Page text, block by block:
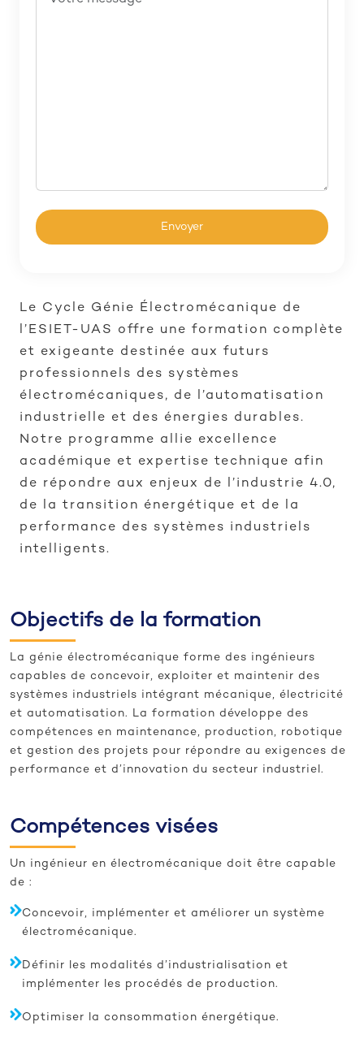
Le Cycle Génie Électromécanique de
l’ESIET-UAS offre une formation complète
et exigeante destinée aux futurs
professionnels des systèmes
électromécaniques, de l’automatisation
industrielle et des énergies durables.
Notre programme allie excellence
académique et expertise technique afin
de répondre aux enjeux de l’industrie 4.0,
de la transition énergétique et de la
performance des systèmes industriels
intelligents.
Objectifs de la formation
La génie électromécanique forme des ingénieurs
capables de concevoir, exploiter et maintenir des
systèmes industriels intégrant mécanique, électricité
et automatisation. La formation développe des
compétences en maintenance, production, robotique
et gestion des projets pour répondre au exigences de
performance et d’innovation du secteur industriel.
Compétences visées
Un ingénieur en électromécanique doit être capable
de :
Concevoir, implémenter et améliorer un système
électromécanique.
Définir les modalités d’industrialisation et
implémenter les procédés de production.
Optimiser la consommation énergétique.